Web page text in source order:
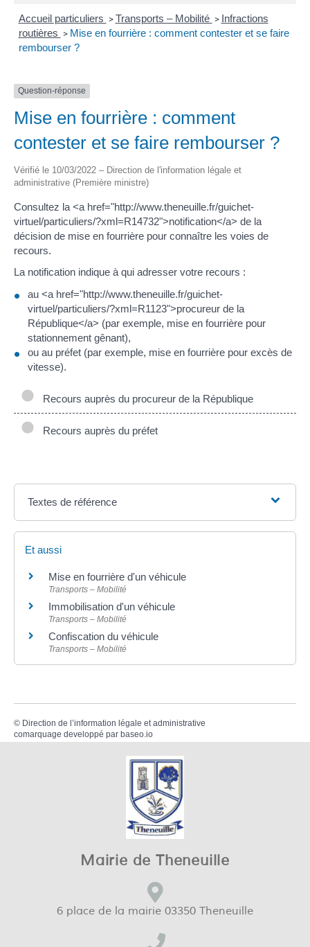
Accueil particuliers > Transports – Mobilité > Infractions
routières > Mise en fourrière : comment contester et se faire
rembourser ?
Question-réponse
Mise en fourrière : comment
contester et se faire rembourser ?
Vérifié le 10/03/2022 – Direction de l'information légale et
administrative (Première ministre)
Consultez la <a href="http://www.theneuille.fr/guichet-
virtuel/particuliers/?xml=R14732">notification</a> de la
décision de mise en fourrière pour connaître les voies de
recours.
La notification indique à qui adresser votre recours :
au <a href="http://www.theneuille.fr/guichet-
virtuel/particuliers/?xml=R1123">procureur de la
République</a> (par exemple, mise en fourrière pour
stationnement gênant),
ou au préfet (par exemple, mise en fourrière pour excès de
vitesse).
Recours auprès du procureur de la République
Recours auprès du préfet
Textes de référence
Et aussi
Mise en fourrière d'un véhicule
Transports – Mobilité
Immobilisation d'un véhicule
Transports – Mobilité
Confiscation du véhicule
Transports – Mobilité
© Direction de l’information légale et administrative
comarquage developpé par baseo.io
Mairie de Theneuille
6 place de la mairie 03350 Theneuille